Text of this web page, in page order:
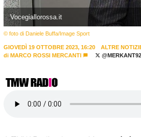
Vocegiallorossa.it
© foto di Daniele Buffa/Image Sport
GIOVEDÌ 19 OTTOBRE 2023, 16:20
ALTRE
di MARCO ROSSI MERCANTI @MERKANT92